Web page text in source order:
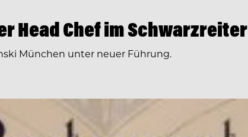
Head Chef im Schwarzreiter
München unter neuer Führung.